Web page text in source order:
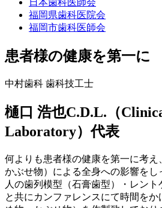
日本歯科医師会
福岡県歯科医院会
福岡市歯科医師会
患者様の健康を第一に
中村歯科 歯科技工士
樋口 浩也C.D.L.（
Laboratory）代表
何よりも患者様の健康を第一に考え
かぶせ物）による全身への影響を
人の歯列模型（石膏歯型）・レン
と共にカンファレンスにて時間を